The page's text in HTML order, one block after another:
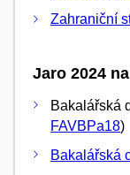
Zahraniční
Jaro 2024
Bakalářská
FAVBPa18)
Bakalářská